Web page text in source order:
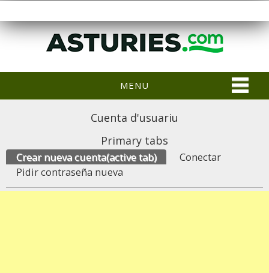
MENU
Cuenta d'usuariu
Primary tabs
Crear nueva cuenta(active tab)
Conectar
Pidir contraseña nueva